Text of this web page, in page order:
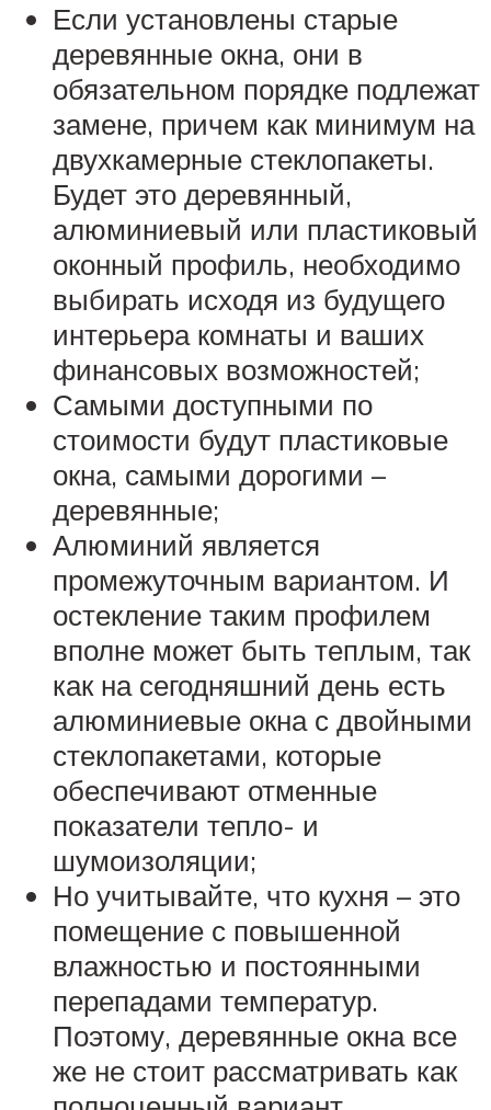
Если установлены старые
деревянные окна, они в
обязательном порядке подлежат
замене, причем как минимум на
двухкамерные стеклопакеты.
Будет это деревянный,
алюминиевый или пластиковый
оконный профиль, необходимо
выбирать исходя из будущего
интерьера комнаты и ваших
финансовых возможностей;
Самыми доступными по
стоимости будут пластиковые
окна, самыми дорогими –
деревянные;
Алюминий является
промежуточным вариантом. И
остекление таким профилем
вполне может быть теплым, так
как на сегодняшний день есть
алюминиевые окна с двойными
стеклопакетами, которые
обеспечивают отменные
показатели тепло- и
шумоизоляции;
Но учитывайте, что кухня – это
помещение с повышенной
влажностью и постоянными
перепадами температур.
Поэтому, деревянные окна все
же не стоит рассматривать как